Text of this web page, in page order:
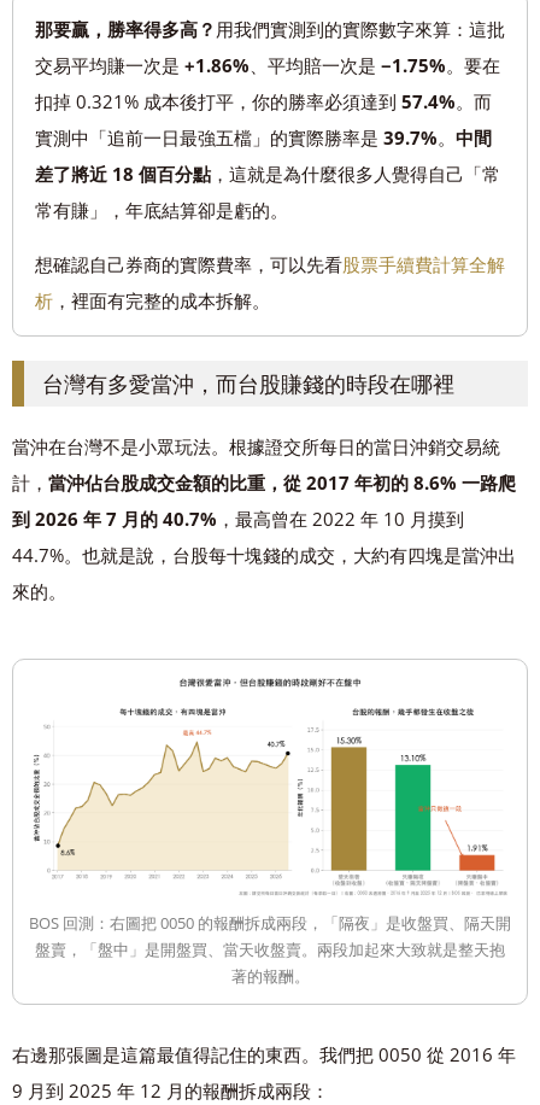
那要贏，勝率得多高？ 用我們實測到的實際數字來算：這批
交易平均賺一次是 +1.86%、平均賠一次是 −1.75%。要在
扣掉 0.321% 成本後打平，你的勝率必須達到 57.4%。而
實測中「追前一日最強五檔」的實際勝率是 39.7%。 中間
差了將近 18 個百分點 ，這就是為什麼很多人覺得自己「常
常有賺」，年底結算卻是虧的。
想確認自己券商的實際費率，可以先看股票手續費計算全解
析 ，裡面有完整的成本拆解。
台灣有多愛當沖，而台股賺錢的時段在哪裡
當沖在台灣不是小眾玩法。根據證交所每日的當日沖銷交易統
計， 當沖佔台股成交金額的比重，從 2017 年初的 8.6% 一路爬
到 2026 年 7 月的 40.7% ，最高曾在 2022 年 10 月摸到
44.7%。也就是說，台股每十塊錢的成交，大約有四塊是當沖出
來的。
BOS 回測：右圖把 0050 的報酬拆成兩段，「隔夜」是收盤買、隔天開
盤賣，「盤中」是開盤買、當天收盤賣。兩段加起來大致就是整天抱
著的報酬。
右邊那張圖是這篇最值得記住的東西。我們把 0050 從 2016 年
9 月到 2025 年 12 月的報酬拆成兩段：